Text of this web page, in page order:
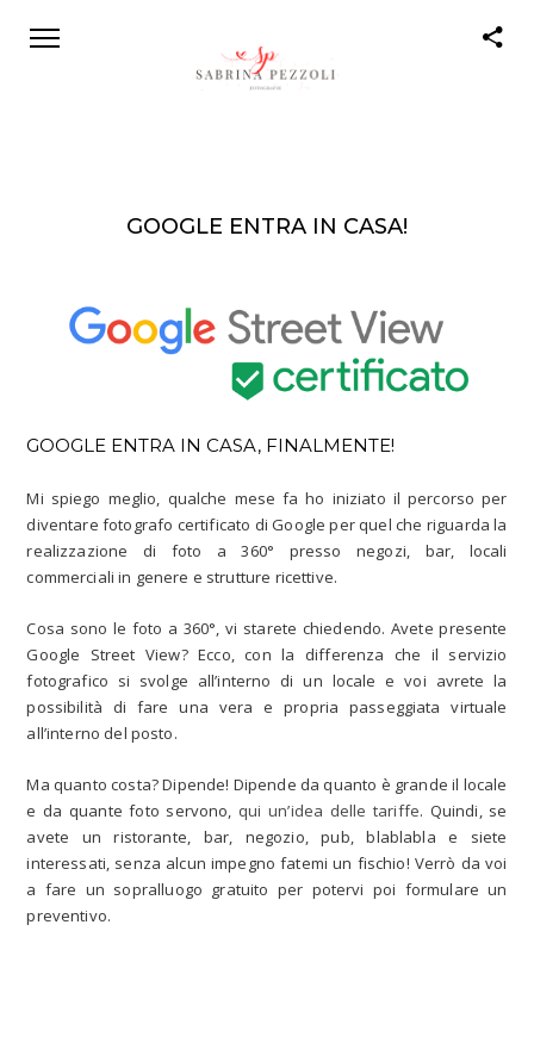
GOOGLE ENTRA IN CASA!
GOOGLE ENTRA IN CASA, FINALMENTE!
Mi spiego meglio, qualche mese fa ho iniziato il percorso per
diventare fotografo certificato di Google per quel che riguarda la
realizzazione di foto a 360° presso negozi, bar, locali
commerciali in genere e strutture ricettive.
Cosa sono le foto a 360°, vi starete chiedendo. Avete presente
Google Street View? Ecco, con la differenza che il servizio
fotografico si svolge all’interno di un locale e voi avrete la
possibilità di fare una vera e propria passeggiata virtuale
all’interno del posto.
Ma quanto costa? Dipende! Dipende da quanto è grande il locale
e da quante foto servono, qui un’idea delle tariffe. Quindi, se
avete un ristorante, bar, negozio, pub, blablabla e siete
interessati, senza alcun impegno fatemi un fischio! Verrò da voi
a fare un sopralluogo gratuito per potervi poi formulare un
preventivo.